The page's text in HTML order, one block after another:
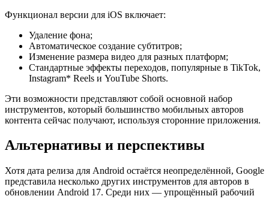
Функционал версии для iOS включает:
Удаление фона;
Автоматическое создание субтитров;
Изменение размера видео для разных платформ;
Стандартные эффекты переходов, популярные в TikTok,
Instagram* Reels и YouTube Shorts.
Эти возможности представляют собой основной набор
инструментов, который большинство мобильных авторов
контента сейчас получают, используя сторонние приложения.
Альтернативы и перспективы
Хотя дата релиза для Android остаётся неопределённой, Google
представила несколько других инструментов для авторов в
обновлении Android 17. Среди них — упрощённый рабочий